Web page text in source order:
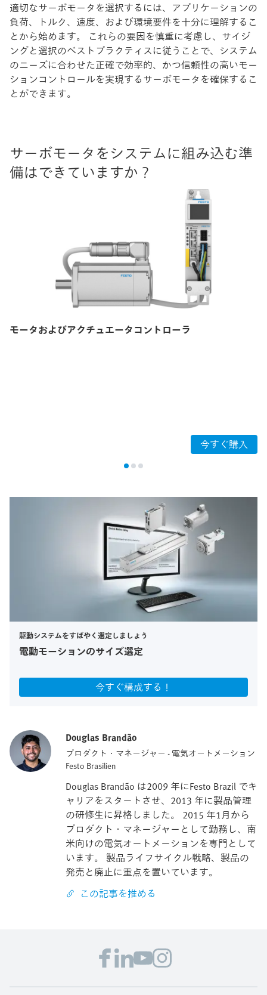
適切なサーボモータを選択するには、アプリケーションの
負荷、トルク、速度、および環境要件を十分に理解するこ
とから始めます。 これらの要因を慎重に考慮し、サイジ
ングと選択のベストプラクティスに従うことで、システム
のニーズに合わせた正確で効率的、かつ信頼性の高いモー
ションコントロールを実現するサーボモータを確保するこ
とができます。
サーボモータをシステムに組み込む準
備はできていますか？
モータおよびアクチュエータコントローラ
今すぐ購入
駆動システムをすばやく選定しましょう
電動モーションのサイズ選定
今すぐ構成する！
Douglas Brandão
プロダクト・マネージャー - 電気オートメーション
Festo Brasilien
Douglas Brandão は2009 年にFesto Brazil でキ
ャリアをスタートさせ、2013 年に製品管理
の研修生に昇格しました。 2015 年1月から
プロダクト・マネージャーとして勤務し、南
米向けの電気オートメーションを専門として
います。 製品ライフサイクル戦略、製品の
発売と廃止に重点を置いています。
この記事を推める